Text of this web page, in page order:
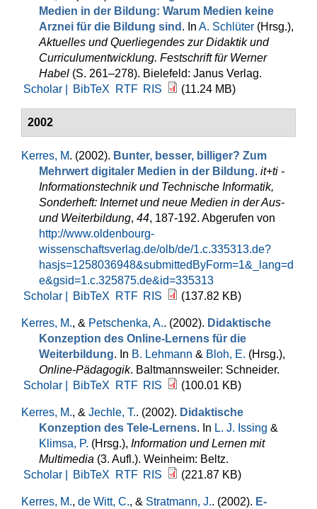
Medien in der Bildung: Warum Medien keine
Arznei für die Bildung sind . In A. Schlüter (Hrsg.),
Aktuelles und Querliegendes zur Didaktik und
Curriculumentwicklung. Festschrift für Werner
Habel (S. 261–278). Bielefeld: Janus Verlag.
Scholar |
BibTeX RTF RIS (11.24 MB)
2002
Kerres, M. (2002). Bunter, besser, billiger? Zum
Mehrwert digitaler Medien in der Bildung. it+ti -
Informationstechnik und Technische Informatik,
Sonderheft: Internet und neue Medien in der Aus-
und Weiterbildung, 44, 187-192. Abgerufen von
http://www.oldenbourg-
wissenschaftsverlag.de/olb/de/1.c.335313.de?
hasjs=1258036948&submittedByForm=1&_lang=d
e&gsid=1.c.325875.de&id=335313
Scholar |
BibTeX RTF RIS (137.82 KB)
Kerres, M., & Petschenka, A.. (2002). Didaktische
Konzeption des Online-Lernens für die
Weiterbildung. In B. Lehmann & Bloh, E. (Hrsg.),
Online-Pädagogik. Baltmannsweiler: Schneider.
Scholar |
BibTeX RTF RIS (100.01 KB)
Kerres, M., & Jechle, T.. (2002). Didaktische
Konzeption des Tele-Lernens. In L. J. Issing &
Klimsa, P. (Hrsg.), Information und Lernen mit
Multimedia (3. Aufl.). Weinheim: Beltz.
Scholar |
BibTeX RTF RIS (221.87 KB)
Kerres, M., de Witt, C., & Stratmann, J.. (2002). E-